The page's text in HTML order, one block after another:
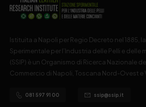
Istituita a Napoli per Regio Decreto nel 1885,
Sperimentale per l’Industria delle Pelli e delle
(SSIP) è un Organismo di Ricerca Nazionale
Commercio di Napoli, Toscana Nord-Ovest e
081 597 91 00 ssip@ssip.it